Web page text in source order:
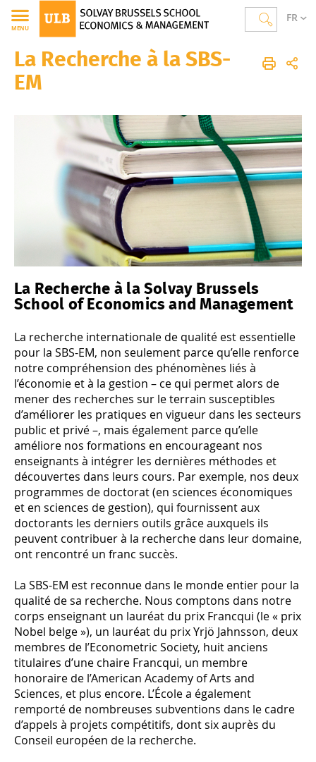
FR
MENU
Solvay Brussels School of Economics and Management
La Recherche à la SBS-
EM
La Recherche à la Solvay Brussels
School of Economics and Management
La recherche internationale de qualité est essentielle
pour la SBS-EM, non seulement parce qu’elle renforce
notre compréhension des phénomènes liés à
l’économie et à la gestion – ce qui permet alors de
mener des recherches sur le terrain susceptibles
d’améliorer les pratiques en vigueur dans les secteurs
public et privé –, mais également parce qu’elle
améliore nos formations en encourageant nos
enseignants à intégrer les dernières méthodes et
découvertes dans leurs cours. Par exemple, nos deux
programmes de doctorat (en sciences économiques
et en sciences de gestion), qui fournissent aux
doctorants les derniers outils grâce auxquels ils
peuvent contribuer à la recherche dans leur domaine,
ont rencontré un franc succès.
La SBS-EM est reconnue dans le monde entier pour la
qualité de sa recherche. Nous comptons dans notre
corps enseignant un lauréat du prix Francqui (le « prix
Nobel belge »), un lauréat du prix Yrjö Jahnsson, deux
membres de l’Econometric Society, huit anciens
titulaires d’une chaire Francqui, un membre
honoraire de l’American Academy of Arts and
Sciences, et plus encore. L’École a également
remporté de nombreuses subventions dans le cadre
d’appels à projets compétitifs, dont six auprès du
Conseil européen de la recherche.